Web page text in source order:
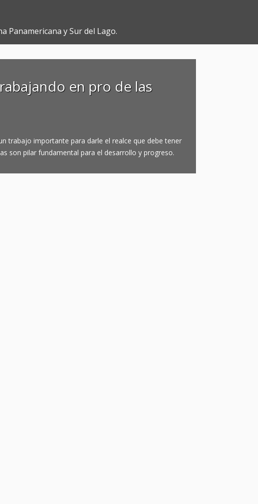
Panamericana y Sur del Lago.
en pro de las
trabajo importante para darle el realce que debe tener
son pilar fundamental para el desarrollo y progreso.